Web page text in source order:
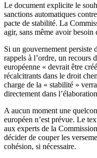
Le document explicite le
sanctions automatiques
pacte de stabilité. La
agir, sans même avoir besoin
Si un gouvernement persiste
rappels à l’ordre, un recours
européenne « devrait être
récalcitrants dans le droit
charge de la « stabilité »
directement dans
A aucun moment une
européen n’est prévue. Le
aux experts de la
décider de couper les
cohésion, si nécessaire.